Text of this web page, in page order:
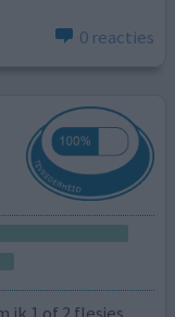
0 reacties